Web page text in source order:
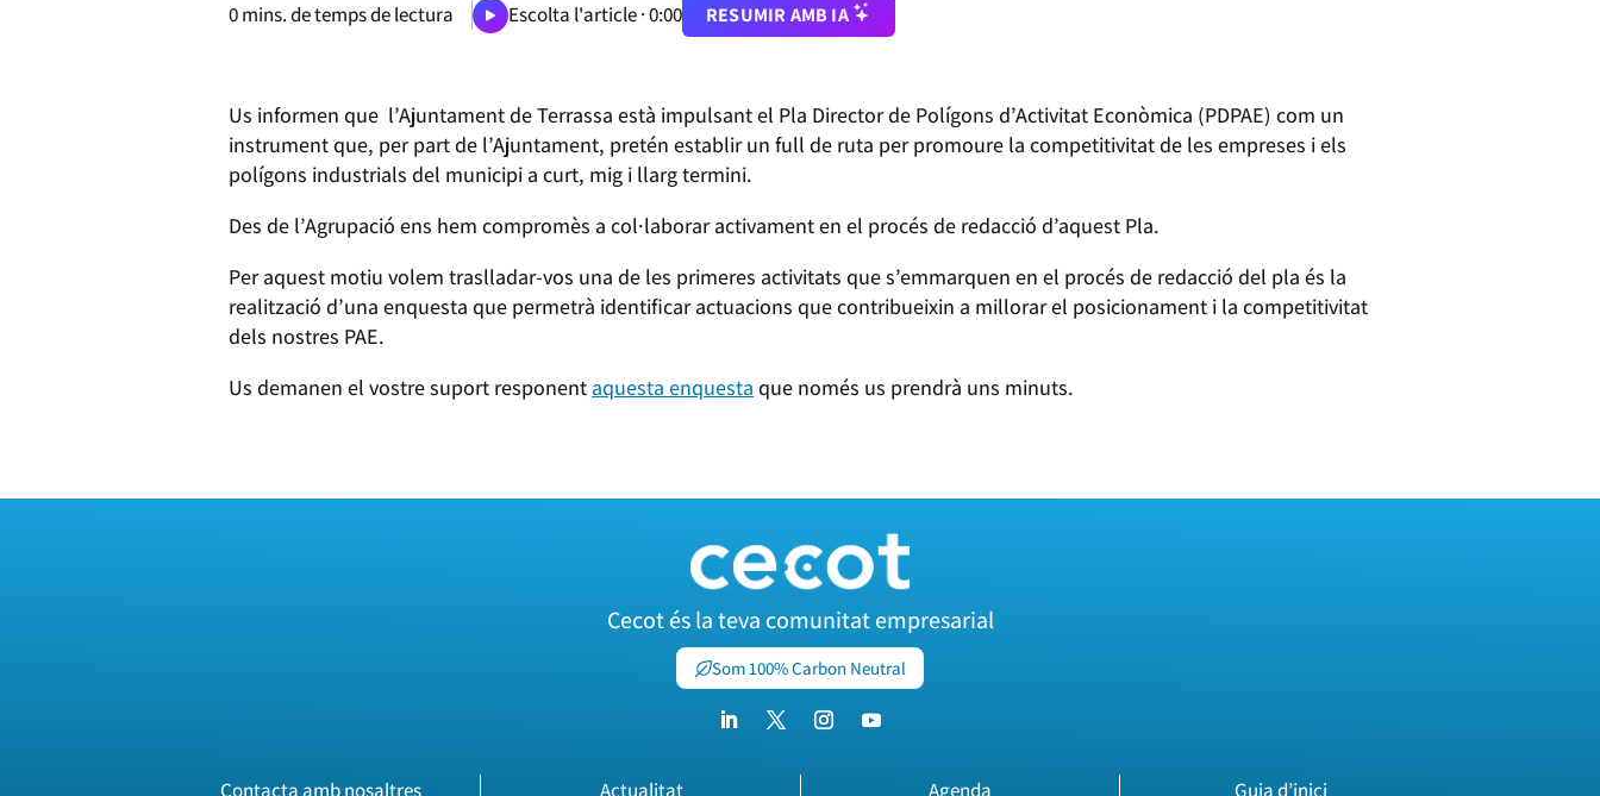
0mins. de temps de lectura Escolta l'article ·0:00 RESUMIR AMB IA
Us informen que l’Ajuntament de Terrassa està impulsant el Pla Director de Polígons d’Activitat Econòmica (PDPAE) com un
instrument que, per part de l’Ajuntament, pretén establir un full de ruta per promoure la competitivitat de les empreses i els
polígons industrials del municipi a curt, mig i llarg termini.
Des de l’Agrupació ens hem compromès a col·laborar activament en el procés de redacció d’aquest Pla.
Per aquest motiu volem traslladar-vos una de les primeres activitats que s’emmarquen en el procés de redacció del pla és la
realització d’una enquesta que permetrà identificar actuacions que contribueixin a millorar el posicionament i la competitivitat
dels nostres PAE.
Us demanen el vostre suport responent aquesta enquesta que només us prendrà uns minuts.
Cecot és la teva comunitat empresarial
Som 100% Carbon Neutral
Contacta amb nosaltres Actualitat Agenda Guia d’inici